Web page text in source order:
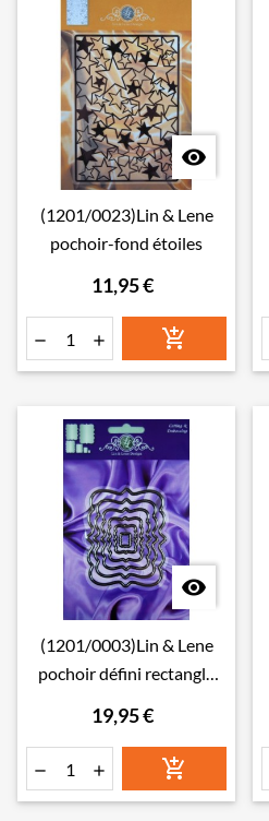

(1201/0023)Lin & Lene
pochoir-fond étoiles
11,95 €
  

(1201/0003)Lin & Lene
pochoir défini rectangle
19,95 €
  